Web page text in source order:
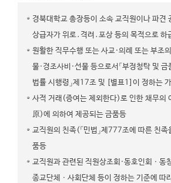
경북대학교 총장등이 소속 교직원이나 파견
상급자가 위로․격려․포상 등의 목적으로 하
원활한 직무수행 또는 사교·의례 또는 부조
물·경조사비·선물 등으로서「부정청탁 및
법률 시행령」제17조 및 [별표1]이 정하는
사적 거래(증여는 제외한다)로 인한 채무의
原)에 의하여 제공되는 금품등
교직원의 친족(「민법」제777조에 따른 친
품등
교직원과 관련된 직원상조회·동호인회ㆍ동
종교단체ㆍ사회단체 등이 정하는 기준에 따